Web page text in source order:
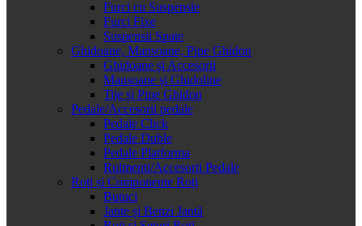
Furci cu Suspensie
Furci Fixe
Suspensii Spate
Ghidoane, Mansoane, Pipe Ghidon
Ghidoane și Accesorii
Mansoane și Ghidoline
Tije și Pipe Ghidon
Pedale/Accesorii pedale
Pedale Click
Pedale Duble
Pedale Platforma
Rulmenti/Accesorii Pedale
Roți și Componente Roți
Butuci
Jante și Benzi Jantă